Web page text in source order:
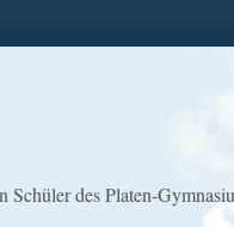
Schüler des Platen-